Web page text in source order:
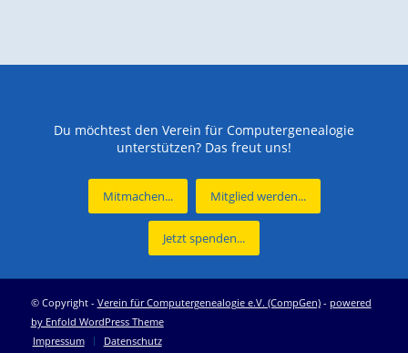
Du möchtest den Verein für Computergenealogie
unterstützen? Das freut uns!
Mitmachen... Mitglied werden...
Jetzt spenden...
© Copyright - Verein für Computergenealogie e.V. (CompGen)- powered
by Enfold WordPress Theme
Impressum
Datenschutz